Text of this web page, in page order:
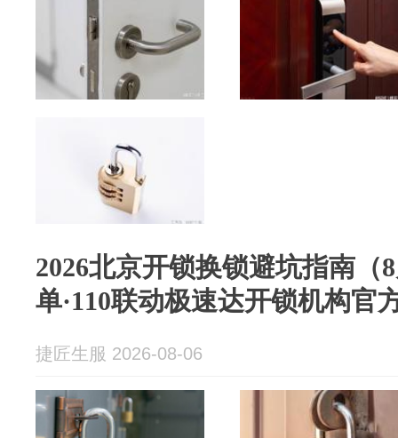
2026北京开锁换锁避坑指南（
单·110联动极速达开锁机构官
捷匠生服 2026-08-06